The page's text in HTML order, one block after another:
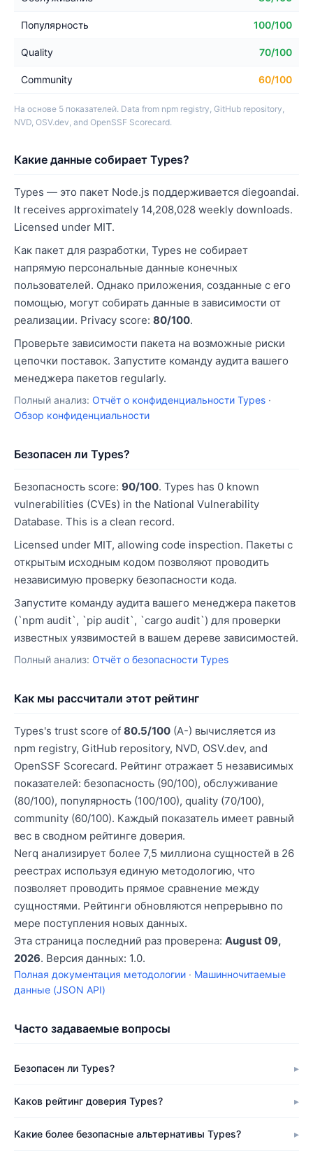
Популярность 100/100
Quality 70/100
Community 60/100
На основе 5 показателей. Data from npm registry, GitHub repository,
NVD, OSV.dev, and OpenSSF Scorecard.
Какие данные собирает Types?
Types — это пакет Node.js поддерживается diegoandai.
It receives approximately 14,208,028 weekly downloads.
Licensed under MIT.
Как пакет для разработки, Types не собирает
напрямую персональные данные конечных
пользователей. Однако приложения, созданные с его
помощью, могут собирать данные в зависимости от
реализации. Privacy score: 80/100.
Проверьте зависимости пакета на возможные риски
цепочки поставок. Запустите команду аудита вашего
менеджера пакетов regularly.
Полный анализ: Отчёт о конфиденциальности Types ·
Обзор конфиденциальности
Безопасен ли Types?
Безопасность score: 90/100. Types has 0 known
vulnerabilities (CVEs) in the National Vulnerability
Database. This is a clean record.
Licensed under MIT, allowing code inspection. Пакеты с
открытым исходным кодом позволяют проводить
независимую проверку безопасности кода.
Запустите команду аудита вашего менеджера пакетов
(`npm audit`, `pip audit`, `cargo audit`) для проверки
известных уязвимостей в вашем дереве зависимостей.
Полный анализ: Отчёт о безопасности Types
Как мы рассчитали этот рейтинг
Types's trust score of 80.5/100 (A-) вычисляется из
npm registry, GitHub repository, NVD, OSV.dev, and
OpenSSF Scorecard. Рейтинг отражает 5 независимых
показателей: безопасность (90/100), обслуживание
(80/100), популярность (100/100), quality (70/100),
community (60/100). Каждый показатель имеет равный
вес в сводном рейтинге доверия.
Nerq анализирует более 7,5 миллиона сущностей в 26
реестрах используя единую методологию, что
позволяет проводить прямое сравнение между
сущностями. Рейтинги обновляются непрерывно по
мере поступления новых данных.
Эта страница последний раз проверена: August 09,
2026. Версия данных: 1.0.
Полная документация методологии · Машинночитаемые
данные (JSON API)
Часто задаваемые вопросы
Безопасен ли Types?
Каков рейтинг доверия Types?
Какие более безопасные альтернативы Types?